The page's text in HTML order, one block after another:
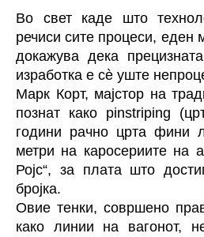
Во свет каде што
речиси сите процеси, еден
докажува дека
изработка е сè уште
Марк Корт, мајстор на
познат како pinstriping
години рачно црта фини
метри на каросериите на
Ројс“, за плата што
бројка.
Овие тенки, совршено
како линии на вагонот,